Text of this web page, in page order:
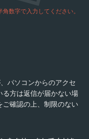
数字で入力してください。
パソコンからのアクセ
る方は返信が届かない場
確認の上、制限のない